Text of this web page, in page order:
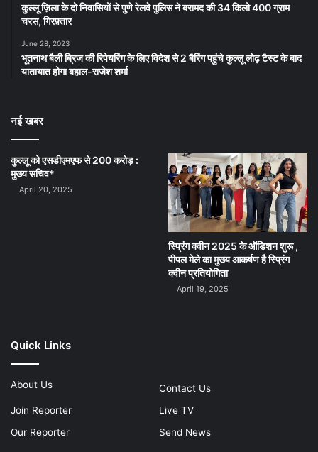
कुल्लू ज़िला के दो निवासियों से पुणे रेलवे पुलिस ने बरामद की 34 किलो 400 ग्राम
चरस, गिरफ़्तार
June 28, 2023
भूतनाथ बैली ब्रिज की रिपेयरिंग के लिए विदेश से 2 बैरिंग पहुंचे कुल्लू लोढ़ टैस्ट के बाद
यातायात होगा बहाल-राजेश शर्मा
नई खबर
कुल्लू को एसडीएमएफ से 200 करोड़ :
मुख्य सचिव*
April 20, 2025
स्प्रिंग क्वीन 2025 के ऑडिशन शुरू ,
पीपल मेले का मुख्य आकर्षण है स्प्रिंग
क्वीन प्रतियोगिता
April 19, 2025
Quick Links
About Us
Contact Us
Join Reporter
Live TV
Our Reporter
Send News